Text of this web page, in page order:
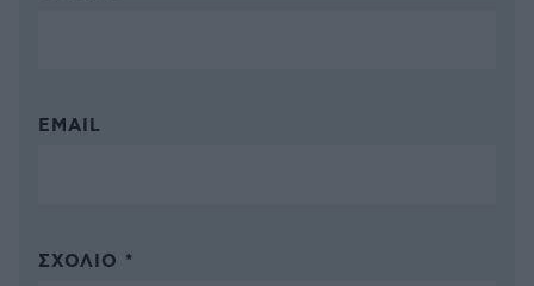
EMAIL
ΣΧΌΛΙΟ *